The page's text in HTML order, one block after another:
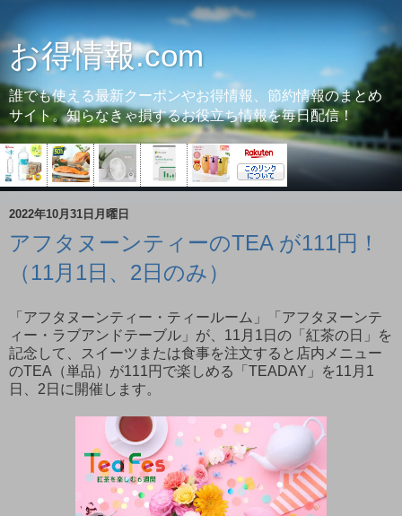
お得情報.com
誰でも使える最新クーポンやお得情報、節約情報のまとめ
サイト。知らなきゃ損するお役立ち情報を毎日配信！
2022年10月31日月曜日
アフタヌーンティーのTEA が111円！
（11月1日、2日のみ）
「アフタヌーンティー・ティールーム」「アフタヌーンテ
ィー・ラブアンドテーブル」が、11月1日の「紅茶の日」を
記念して、スイーツまたは食事を注文すると店内メニュー
のTEA（単品）が111円で楽しめる「TEADAY」を11月1
日、2日に開催します。